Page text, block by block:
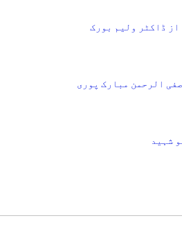
ڈاکٹر ولیم بورک
الرحمن مبارک پوری
شہید